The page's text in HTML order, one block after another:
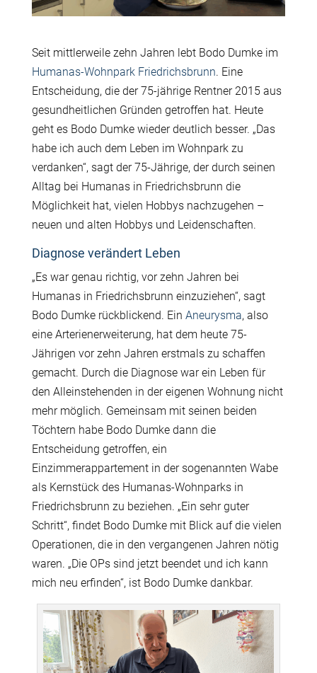
Seit mittlerweile zehn Jahren lebt Bodo Dumke im
Humanas-Wohnpark Friedrichsbrunn. Eine
Entscheidung, die der 75-jährige Rentner 2015 aus
gesundheitlichen Gründen getroffen hat. Heute
geht es Bodo Dumke wieder deutlich besser. „Das
habe ich auch dem Leben im Wohnpark zu
verdanken“, sagt der 75-Jährige, der durch seinen
Alltag bei Humanas in Friedrichsbrunn die
Möglichkeit hat, vielen Hobbys nachzugehen –
neuen und alten Hobbys und Leidenschaften.
Diagnose verändert Leben
„Es war genau richtig, vor zehn Jahren bei
Humanas in Friedrichsbrunn einzuziehen“, sagt
Bodo Dumke rückblickend. Ein Aneurysma, also
eine Arterienerweiterung, hat dem heute 75-
Jährigen vor zehn Jahren erstmals zu schaffen
gemacht. Durch die Diagnose war ein Leben für
den Alleinstehenden in der eigenen Wohnung nicht
mehr möglich. Gemeinsam mit seinen beiden
Töchtern habe Bodo Dumke dann die
Entscheidung getroffen, ein
Einzimmerappartement in der sogenannten Wabe
als Kernstück des Humanas-Wohnparks in
Friedrichsbrunn zu beziehen. „Ein sehr guter
Schritt“, findet Bodo Dumke mit Blick auf die vielen
Operationen, die in den vergangenen Jahren nötig
waren. „Die OPs sind jetzt beendet und ich kann
mich neu erfinden“, ist Bodo Dumke dankbar.